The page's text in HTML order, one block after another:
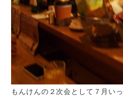
もんけんの２次会として７月い